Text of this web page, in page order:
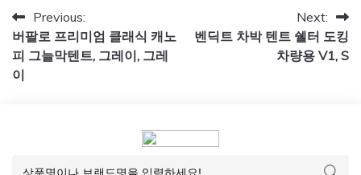
글
탐
색
Previous:
버팔로 프리미엄 클래식 캐노
피 그늘막텐트, 그레이, 그레
이
Next:
벤딕트 차박 텐트 쉘터 도킹
차량용 V1, S